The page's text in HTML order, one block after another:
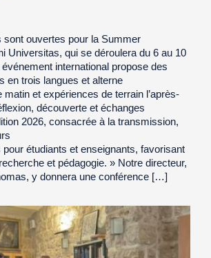
sont ouvertes pour la Summer
Universitas, qui se déroulera du 6 au 10
international propose des
en trois langues et alterne
et expériences de terrain l’après-
découverte et échanges
2026, consacrée à la transmission,
étudiants et enseignants, favorisant
et pédagogie. » Notre directeur,
y donnera une conférence […]